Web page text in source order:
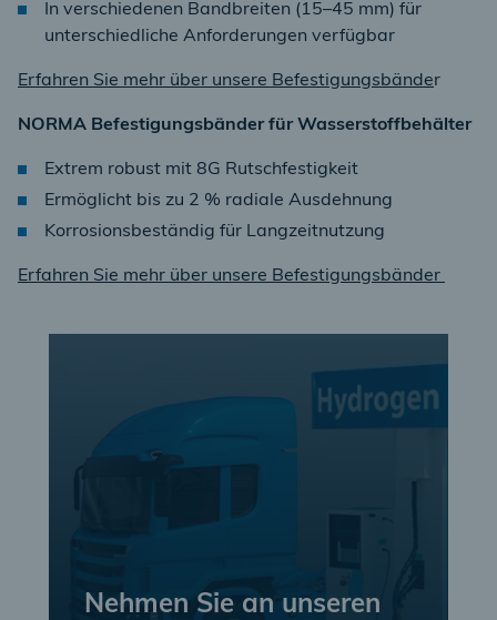
In verschiedenen Bandbreiten (15–45 mm) für
unterschiedliche Anforderungen verfügbar
Erfahren Sie mehr über unsere Befestigungsbänder
NORMA Befestigungsbänder für Wasserstoffbehälter
Extrem robust mit 8G Rutschfestigkeit
Ermöglicht bis zu 2 % radiale Ausdehnung
Korrosionsbeständig für Langzeitnutzung
Erfahren Sie mehr über unsere Befestigungsbänder
Nehmen Sie an unseren